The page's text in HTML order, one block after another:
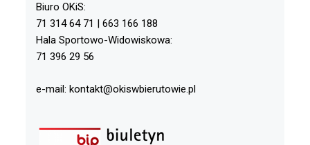
Biuro OKiS:
71 314 64 71 | 663 166 188
Hala Sportowo-Widowiskowa:
71 396 29 56
e-mail: kontakt@okiswbierutowie.pl